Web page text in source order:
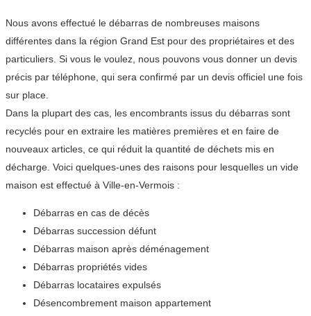
Nous avons effectué le débarras de nombreuses maisons
différentes dans la région Grand Est pour des propriétaires et des
particuliers. Si vous le voulez, nous pouvons vous donner un devis
précis par téléphone, qui sera confirmé par un devis officiel une fois
sur place.
Dans la plupart des cas, les encombrants issus du débarras sont
recyclés pour en extraire les matières premières et en faire de
nouveaux articles, ce qui réduit la quantité de déchets mis en
décharge. Voici quelques-unes des raisons pour lesquelles un vide
maison est effectué à Ville-en-Vermois :
Débarras en cas de décès
Débarras succession défunt
Débarras maison après déménagement
Débarras propriétés vides
Débarras locataires expulsés
Désencombrement maison appartement